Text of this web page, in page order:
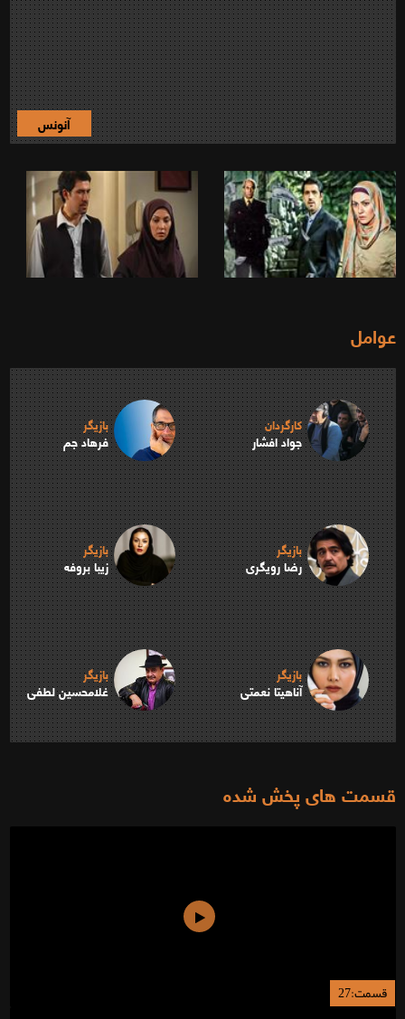
آنونس
عوامل
کارگردان
جواد افشار
بازیگر
فرهاد جم
بازیگر
رضا رویگری
بازیگر
زیبا بروفه
بازیگر
آناهیتا نعمتی
بازیگر
غلامحسین لطفی
قسمت های پخش شده
قسمت:27